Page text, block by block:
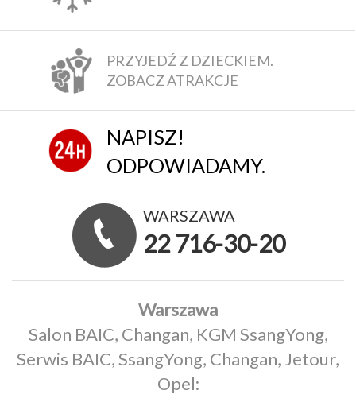
PRZYJEDŹ Z DZIECKIEM.
ZOBACZ ATRAKCJE
NAPISZ!
ODPOWIADAMY.
WARSZAWA
22 716-30-20
Warszawa
Salon BAIC, Changan, KGM SsangYong,
Serwis BAIC, SsangYong, Changan, Jetour,
Opel: